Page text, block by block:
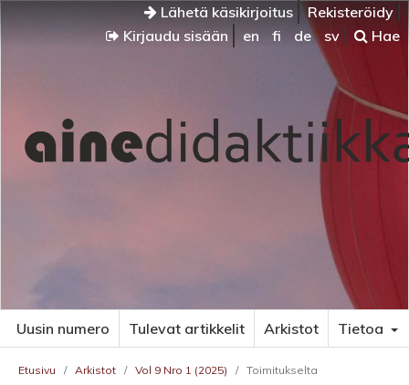
Lähetä käsikirjoitus
Rekisteröidy
Kirjaudu sisään
en fi de sv Hae
Uusin numero Tulevat artikkelit Arkistot Tietoa
Etusivu / Arkistot / Vol 9 Nro 1 (2025) / Toimitukselta